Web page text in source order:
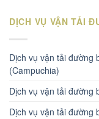
DỊCH VỤ VẬN TẢI
Dịch vụ vận tải đường
(Campuchia)
Dịch vụ vận tải đường
Dịch vụ vận tải đường